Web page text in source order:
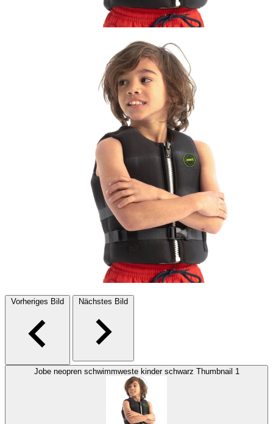
Vorheriges Bild Nächstes Bild
Jobe neopren schwimmweste kinder schwarz Thumbnail 1